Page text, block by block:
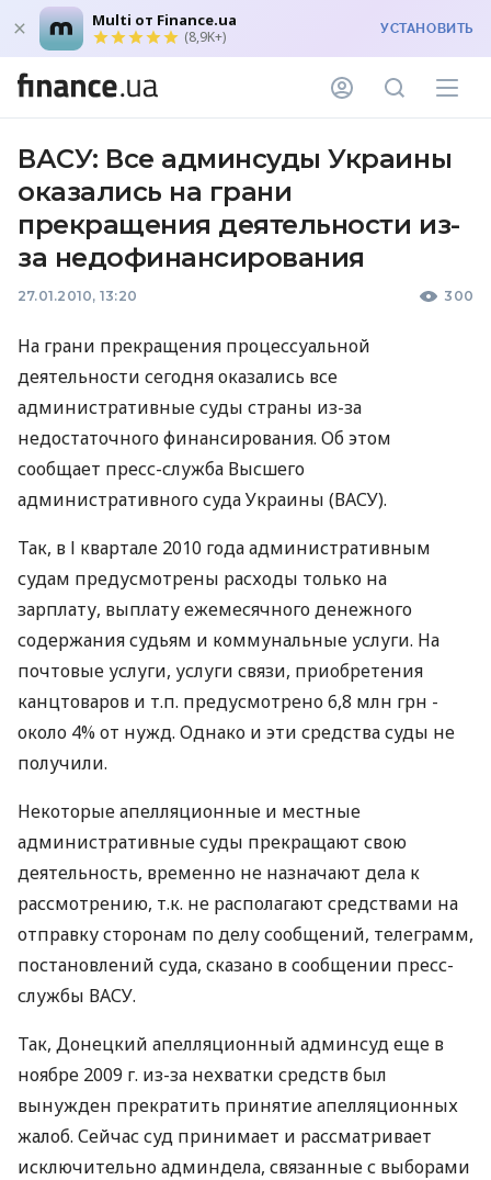
Multi от Finance.ua
(8,9K+) УСТАНОВИТЬ
ВАСУ: Все админсуды Украины
оказались на грани
прекращения деятельности из-
за недофинансирования
27.01.2010, 13:20 300
На грани прекращения процессуальной
деятельности сегодня оказались все
административные суды страны из-за
недостаточного финансирования. Об этом
сообщает пресс-служба Высшего
административного суда Украины (ВАСУ).
Так, в І квартале 2010 года административным
судам предусмотрены расходы только на
зарплату, выплату ежемесячного денежного
содержания судьям и коммунальные услуги. На
почтовые услуги, услуги связи, приобретения
канцтоваров и т.п. предусмотрено 6,8 млн грн -
около 4% от нужд. Однако и эти средства суды не
получили.
Некоторые апелляционные и местные
административные суды прекращают свою
деятельность, временно не назначают дела к
рассмотрению, т.к. не располагают средствами на
отправку сторонам по делу сообщений, телеграмм,
постановлений суда, сказано в сообщении пресс-
службы ВАСУ.
Так, Донецкий апелляционный админсуд еще в
ноябре 2009 г. из-за нехватки средств был
вынужден прекратить принятие апелляционных
жалоб. Сейчас суд принимает и рассматривает
исключительно админдела, связанные с выборами